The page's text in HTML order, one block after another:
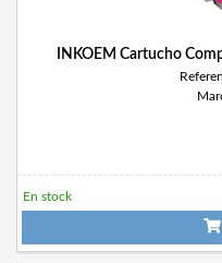
INKOEM Cartucho
En stock